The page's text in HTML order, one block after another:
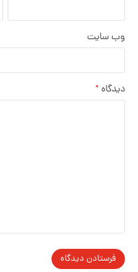
وب‌ سایت
دیدگاه *